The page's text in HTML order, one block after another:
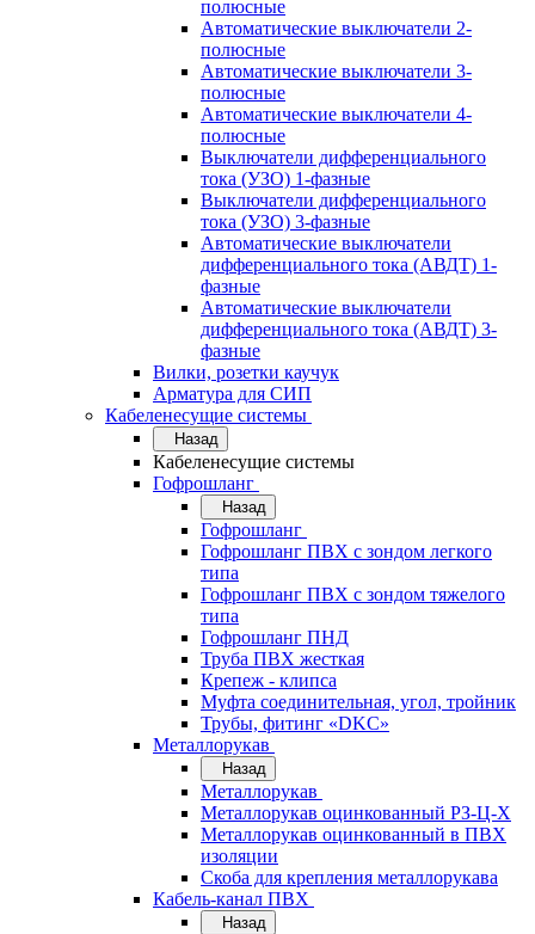
полюсные
Автоматические выключатели 2-
полюсные
Автоматические выключатели 3-
полюсные
Автоматические выключатели 4-
полюсные
Выключатели дифференциального
тока (УЗО) 1-фазные
Выключатели дифференциального
тока (УЗО) 3-фазные
Автоматические выключатели
дифференциального тока (АВДТ) 1-
фазные
Автоматические выключатели
дифференциального тока (АВДТ) 3-
фазные
Вилки, розетки каучук
Арматура для СИП
Кабеленесущие системы
Назад
Кабеленесущие системы
Гофрошланг
Назад
Гофрошланг
Гофрошланг ПВХ с зондом легкого
типа
Гофрошланг ПВХ с зондом тяжелого
типа
Гофрошланг ПНД
Труба ПВХ жесткая
Крепеж - клипса
Муфта соединительная, угол, тройник
Трубы, фитинг «DKC»
Металлорукав
Назад
Металлорукав
Металлорукав оцинкованный РЗ-Ц-Х
Металлорукав оцинкованный в ПВХ
изоляции
Скоба для крепления металлорукава
Кабель-канал ПВХ
Назад